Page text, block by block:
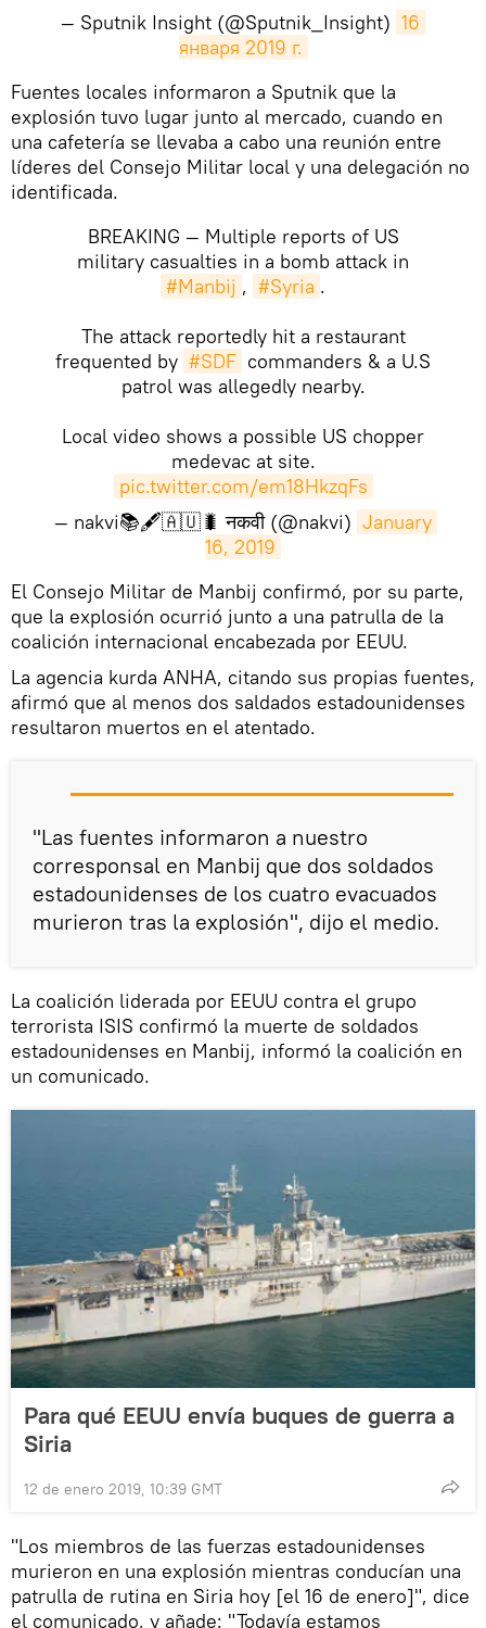
— Sputnik Insight (@Sputnik_Insight) 16
января 2019 г.
​Fuentes locales informaron a Sputnik que la
explosión tuvo lugar junto al mercado, cuando en
una cafetería se llevaba a cabo una reunión entre
líderes del Consejo Militar local y una delegación no
identificada.
BREAKING — Multiple reports of US
military casualties in a bomb attack in
#Manbij , #Syria .
The attack reportedly hit a restaurant
frequented by #SDF commanders & a U.S
patrol was allegedly nearby.
Local video shows a possible US chopper
medevac at site.
pic.twitter.com/em18HkzqFs
— nakvi📚🖋🇦🇺🐛 नकवी (@nakvi) January
16, 2019
​El Consejo Militar de Manbij confirmó, por su parte,
que la explosión ocurrió junto a una patrulla de la
coalición internacional encabezada por EEUU.
La agencia kurda ANHA, citando sus propias fuentes,
afirmó que al menos dos saldados estadounidenses
resultaron muertos en el atentado.
"Las fuentes informaron a nuestro
corresponsal en Manbij que dos soldados
estadounidenses de los cuatro evacuados
murieron tras la explosión", dijo el medio.
La coalición liderada por EEUU contra el grupo
terrorista ISIS confirmó la muerte de soldados
estadounidenses en Manbij, informó la coalición en
un comunicado.
Para qué EEUU envía buques de guerra a
Siria
12 de enero 2019, 10:39 GMT
"Los miembros de las fuerzas estadounidenses
murieron en una explosión mientras conducían una
patrulla de rutina en Siria hoy [el 16 de enero]", dice
el comunicado, y añade: "Todavía estamos